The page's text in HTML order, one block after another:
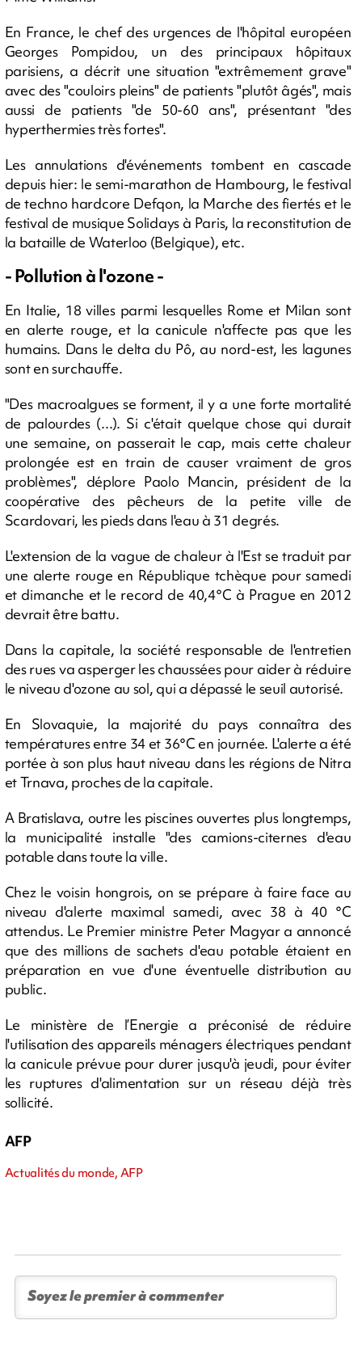
En France, le chef des urgences de l'hôpital européen
Georges Pompidou, un des principaux hôpitaux
parisiens, a décrit une situation "extrêmement grave"
avec des "couloirs pleins" de patients "plutôt âgés", mais
aussi de patients "de 50-60 ans", présentant "des
hyperthermies très fortes".
Les annulations d'événements tombent en cascade
depuis hier: le semi-marathon de Hambourg, le festival
de techno hardcore Defqon, la Marche des fiertés et le
festival de musique Solidays à Paris, la reconstitution de
la bataille de Waterloo (Belgique), etc.
- Pollution à l'ozone -
En Italie, 18 villes parmi lesquelles Rome et Milan sont
en alerte rouge, et la canicule n'affecte pas que les
humains. Dans le delta du Pô, au nord-est, les lagunes
sont en surchauffe.
"Des macroalgues se forment, il y a une forte mortalité
de palourdes (...). Si c'était quelque chose qui durait
une semaine, on passerait le cap, mais cette chaleur
prolongée est en train de causer vraiment de gros
problèmes", déplore Paolo Mancin, président de la
coopérative des pêcheurs de la petite ville de
Scardovari, les pieds dans l'eau à 31 degrés.
L'extension de la vague de chaleur à l'Est se traduit par
une alerte rouge en République tchèque pour samedi
et dimanche et le record de 40,4°C à Prague en 2012
devrait être battu.
Dans la capitale, la société responsable de l'entretien
des rues va asperger les chaussées pour aider à réduire
le niveau d'ozone au sol, qui a dépassé le seuil autorisé.
En Slovaquie, la majorité du pays connaîtra des
températures entre 34 et 36°C en journée. L'alerte a été
portée à son plus haut niveau dans les régions de Nitra
et Trnava, proches de la capitale.
A Bratislava, outre les piscines ouvertes plus longtemps,
la municipalité installe "des camions-citernes d'eau
potable dans toute la ville.
Chez le voisin hongrois, on se prépare à faire face au
niveau d'alerte maximal samedi, avec 38 à 40 °C
attendus. Le Premier ministre Peter Magyar a annoncé
que des millions de sachets d'eau potable étaient en
préparation en vue d'une éventuelle distribution au
public.
Le ministère de l’Energie a préconisé de réduire
l'utilisation des appareils ménagers électriques pendant
la canicule prévue pour durer jusqu'à jeudi, pour éviter
les ruptures d'alimentation sur un réseau déjà très
sollicité.
AFP
Actualités du monde, AFP